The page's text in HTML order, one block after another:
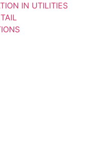
IN UTILITIES